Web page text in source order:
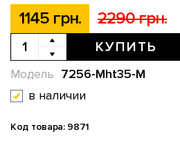
1145 грн. 2290 грн.
КУПИТЬ
7256-Mht35-M
Модель
в наличии
Код товара: 9871